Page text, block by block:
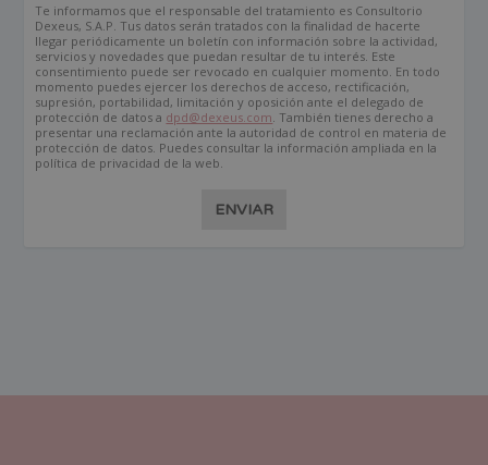
Te informamos que el responsable del tratamiento es Consultorio
Dexeus, S.A.P. Tus datos serán tratados con la finalidad de hacerte
llegar periódicamente un boletín con información sobre la actividad,
servicios y novedades que puedan resultar de tu interés. Este
consentimiento puede ser revocado en cualquier momento. En todo
momento puedes ejercer los derechos de acceso, rectificación,
supresión, portabilidad, limitación y oposición ante el delegado de
protección de datos a dpd@dexeus.com . También tienes derecho a
presentar una reclamación ante la autoridad de control en materia de
protección de datos. Puedes consultar la información ampliada en la
política de privacidad de la web.
ENVIAR